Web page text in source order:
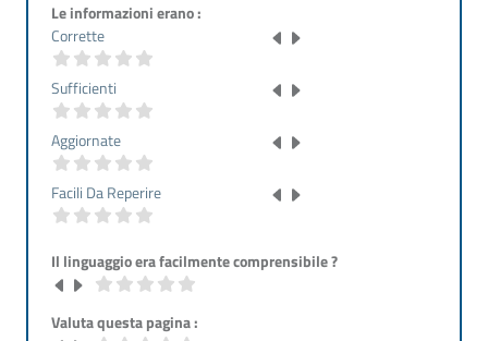
Le informazioni erano :
Corrette
Sufficienti
Aggiornate
Facili Da Reperire
Il linguaggio era facilmente comprensibile ?
Valuta questa pagina :